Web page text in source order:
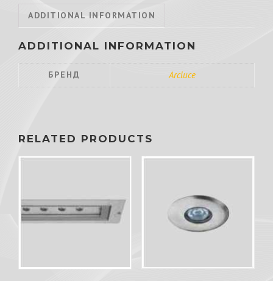
ADDITIONAL INFORMATION
ADDITIONAL INFORMATION
БРЕНД Arcluce
RELATED PRODUCTS